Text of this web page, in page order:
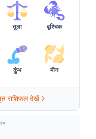
तुला वृश्चिक
कुंभ मीन
राशिफल देखें